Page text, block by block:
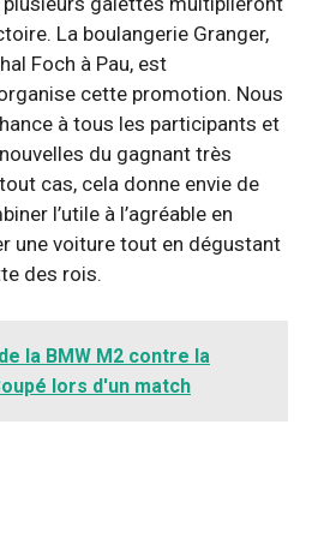
La boulangerie Granger,
Foch à Pau, est
cette promotion. Nous
à tous les participants et
du gagnant très
cas, cela donne envie de
l’utile à l’agréable en
une voiture tout en dégustant
des rois.
la BMW M2 contre la
lors d'un match